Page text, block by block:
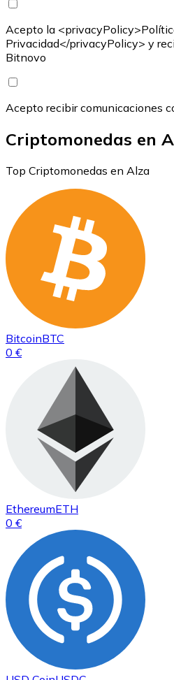
Acepto la
Privacidad</privacyPolicy> y
Bitnovo
Acepto recibir comunicaciones
Criptomonedas en
Top Criptomonedas en Alza
BitcoinBTC
0 €
EthereumETH
0 €